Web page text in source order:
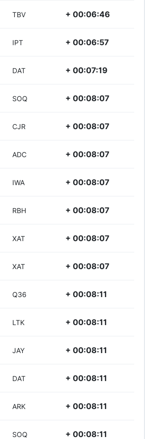
TBV + 00:06:46
IPT + 00:06:57
DAT + 00:07:19
SOQ + 00:08:07
CJR + 00:08:07
ADC + 00:08:07
IWA + 00:08:07
RBH + 00:08:07
XAT + 00:08:07
XAT + 00:08:07
Q36 + 00:08:11
LTK + 00:08:11
JAY + 00:08:11
DAT + 00:08:11
ARK + 00:08:11
SOQ + 00:08:11